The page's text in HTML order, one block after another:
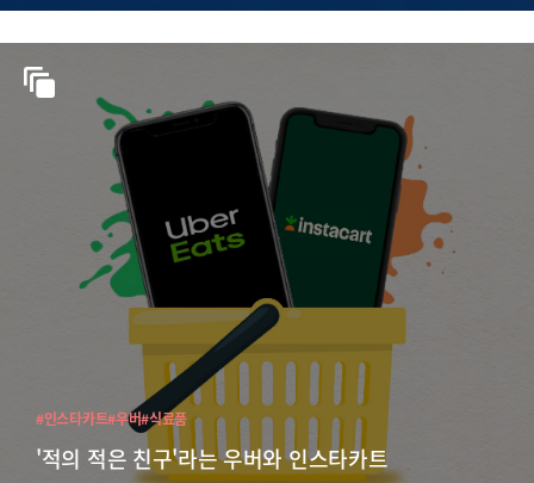
'적의 적은 친구'라는 우버와 인스타카트
#인스타카트#우버#식료품